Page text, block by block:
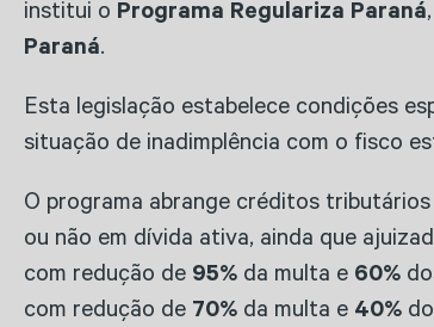
institui o Programa Regulariza Paraná
Paraná.
Esta legislação estabelece condições
situação de inadimplência com o fisco
O programa abrange créditos
ou não em dívida ativa, ainda que
com redução de 95% da multa e 60%
com redução de 70% da multa e 40%